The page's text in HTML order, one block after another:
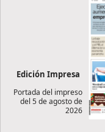
Edición Impresa
Portada del impreso
del 5 de agosto de
2026